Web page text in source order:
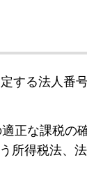
する法人番
正な課税
所得税法、